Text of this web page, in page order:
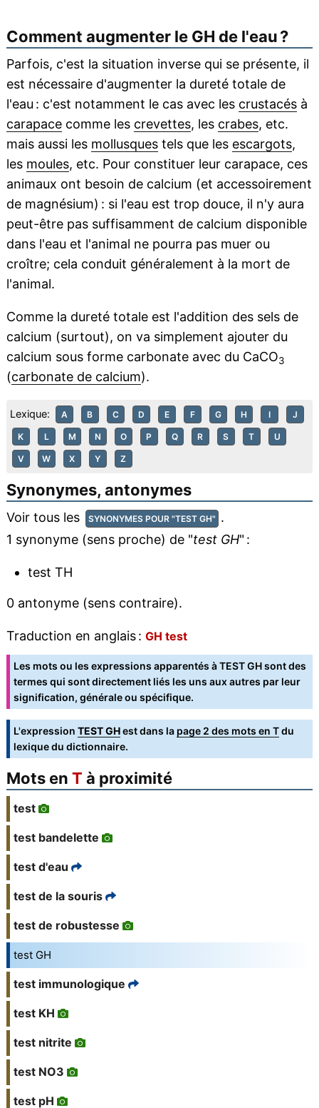
Comment augmenter le GH de l'eau ?
Parfois, c'est la situation inverse qui se présente, il
est nécessaire d'augmenter la dureté totale de
l'eau : c'est notamment le cas avec les crustacésà
carapacecomme les crevettes, les crabes, etc.
mais aussi les mollusquestels que les escargots,
les moules, etc. Pour constituer leur carapace, ces
animaux ont besoin de calcium (et accessoirement
de magnésium) : si l'eau est trop douce, il n'y aura
peut-être pas suffisamment de calcium disponible
dans l'eau et l'animal ne pourra pas muer ou
croître; cela conduit généralement à la mort de
l'animal.
Comme la dureté totale est l'addition des sels de
calcium (surtout), on va simplement ajouter du
calcium sous forme carbonate avec du CaCO3
(carbonate de calcium).
Lexique: A B C D E F G H I J
K L M N O P Q R S T U
V W X Y Z
Synonymes, antonymes
Voir tous les SYNONYMES POUR "TEST GH" .
1 synonyme (sens proche) de "test GH" :
test TH
0 antonyme (sens contraire).
Traduction en anglais : GH test
Les mots ou les expressions apparentés à TEST GH sont des
termes qui sont directement liés les uns aux autres par leur
signification, générale ou spécifique.
L'expression TEST GHest dans la page 2 des mots en Tdu
lexique du dictionnaire.
Mots en T à proximité
test
test bandelette
test d'eau
test de la souris
test de robustesse
test GH
test immunologique
test KH
test nitrite
test NO3
test pH